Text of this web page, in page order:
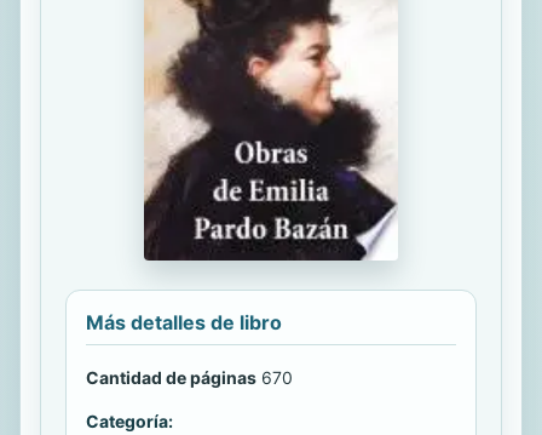
Más detalles de libro
Cantidad de páginas 670
Categoría: